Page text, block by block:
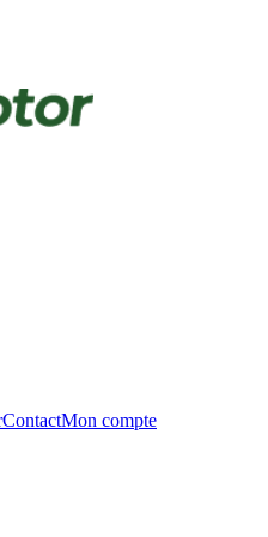
ContactMon compte